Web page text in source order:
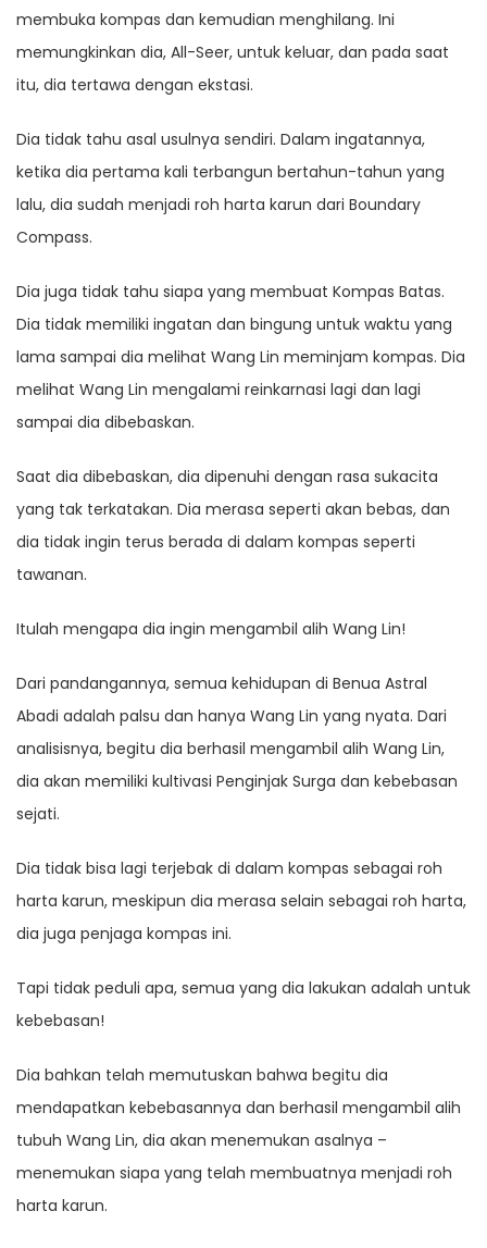
membuka kompas dan kemudian menghilang. Ini
memungkinkan dia, All-Seer, untuk keluar, dan pada saat
itu, dia tertawa dengan ekstasi.
Dia tidak tahu asal usulnya sendiri. Dalam ingatannya,
ketika dia pertama kali terbangun bertahun-tahun yang
lalu, dia sudah menjadi roh harta karun dari Boundary
Compass.
Dia juga tidak tahu siapa yang membuat Kompas Batas.
Dia tidak memiliki ingatan dan bingung untuk waktu yang
lama sampai dia melihat Wang Lin meminjam kompas. Dia
melihat Wang Lin mengalami reinkarnasi lagi dan lagi
sampai dia dibebaskan.
Saat dia dibebaskan, dia dipenuhi dengan rasa sukacita
yang tak terkatakan. Dia merasa seperti akan bebas, dan
dia tidak ingin terus berada di dalam kompas seperti
tawanan.
Itulah mengapa dia ingin mengambil alih Wang Lin!
Dari pandangannya, semua kehidupan di Benua Astral
Abadi adalah palsu dan hanya Wang Lin yang nyata. Dari
analisisnya, begitu dia berhasil mengambil alih Wang Lin,
dia akan memiliki kultivasi Penginjak Surga dan kebebasan
sejati.
Dia tidak bisa lagi terjebak di dalam kompas sebagai roh
harta karun, meskipun dia merasa selain sebagai roh harta,
dia juga penjaga kompas ini.
Tapi tidak peduli apa, semua yang dia lakukan adalah untuk
kebebasan!
Dia bahkan telah memutuskan bahwa begitu dia
mendapatkan kebebasannya dan berhasil mengambil alih
tubuh Wang Lin, dia akan menemukan asalnya –
menemukan siapa yang telah membuatnya menjadi roh
harta karun.